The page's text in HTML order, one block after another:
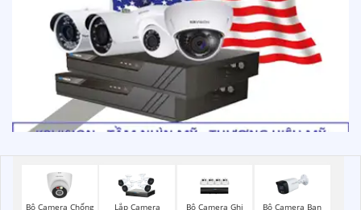
Bộ Camera Chống
Lắp Camera
Bộ Camera Ghi
Bộ Camera Ban